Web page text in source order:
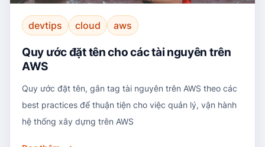
devtips cloud aws
Quy ước đặt tên cho các tài nguyên trên
AWS
Quy ước đặt tên, gắn tag tài nguyên trên AWS theo các
best practices để thuận tiện cho việc quản lý, vận hành
hệ thống xây dựng trên AWS